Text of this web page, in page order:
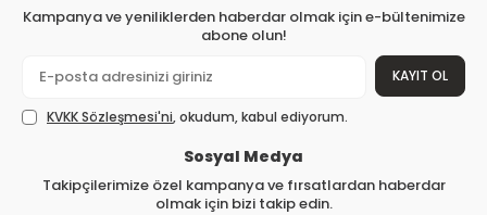
Kampanya ve yeniliklerden haberdar olmak için e-bültenimize
abone olun!
KAYIT OL
KVKK Sözleşmesi'ni, okudum, kabul ediyorum.
Sosyal Medya
Takipçilerimize özel kampanya ve fırsatlardan haberdar
olmak için bizi takip edin.